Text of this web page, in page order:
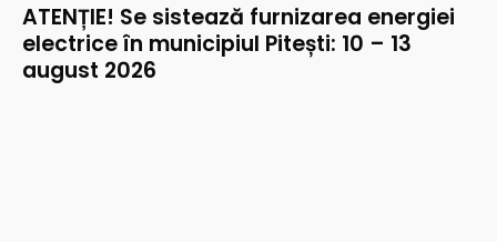
ATENȚIE! Se sistează furnizarea energiei
electrice în municipiul Pitești: 10 – 13
august 2026